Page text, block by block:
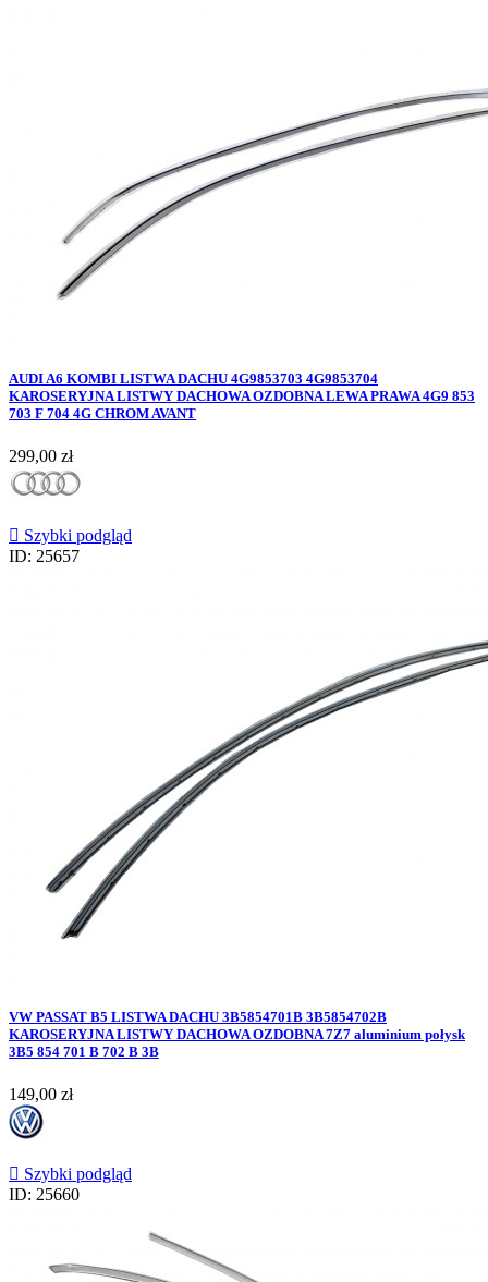
AUDI A6 KOMBI LISTWA DACHU 4G9853703 4G9853704
KAROSERYJNA LISTWY DACHOWA OZDOBNA LEWA PRAWA 4G9 853
703 F 704 4G CHROM AVANT
Cena
299,00 zł
 Szybki podgląd
ID: 25657
VW PASSAT B5 LISTWA DACHU 3B5854701B 3B5854702B
KAROSERYJNA LISTWY DACHOWA OZDOBNA 7Z7 aluminium połysk
3B5 854 701 B 702 B 3B
Cena
149,00 zł
 Szybki podgląd
ID: 25660